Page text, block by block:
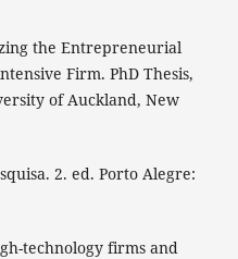
the Entrepreneurial
Firm. PhD Thesis,
of Auckland, New
2. ed. Porto Alegre:
technology firms and